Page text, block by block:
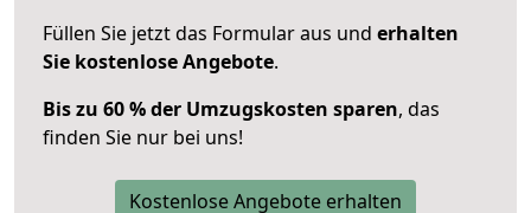
Füllen Sie jetzt das Formular aus und erhalten
Sie kostenlose Angebote.
Bis zu 60 % der Umzugskosten sparen, das
finden Sie nur bei uns!
Kostenlose Angebote erhalten